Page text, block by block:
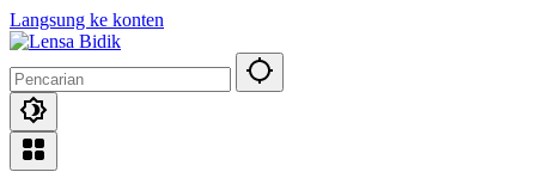
Langsung ke konten